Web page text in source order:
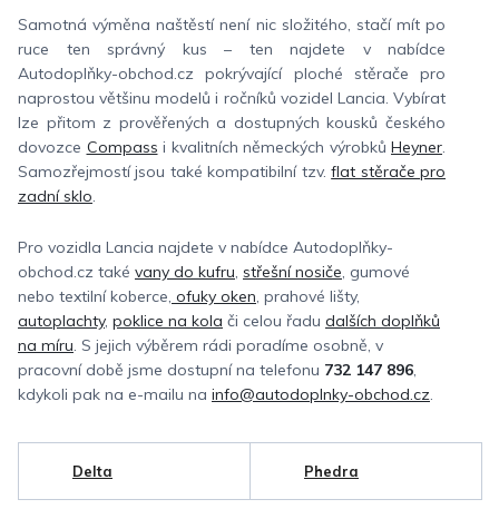
Samotná výměna naštěstí není nic složitého, stačí mít po
ruce ten správný kus – ten najdete v nabídce
Autodoplňky-obchod.cz pokrývající ploché stěrače pro
naprostou většinu modelů i ročníků vozidel Lancia. Vybírat
lze přitom z prověřených a dostupných kousků českého
dovozce Compass i kvalitních německých výrobků Heyner.
Samozřejmostí jsou také kompatibilní tzv.flat stěrače pro
zadní sklo.
Pro vozidla Lancia najdete v nabídce Autodoplňky-
obchod.cz také vany do kufru, střešní nosiče, gumové
nebo textilní koberce, ofuky oken, prahové lišty,
autoplachty, poklice na kola či celou řadu dalších doplňků
na míru. S jejich výběrem rádi poradíme osobně, v
pracovní době jsme dostupní na telefonu 732 147 896,
kdykoli pak na e-mailu na info@autodoplnky-obchod.cz.
Delta Phedra